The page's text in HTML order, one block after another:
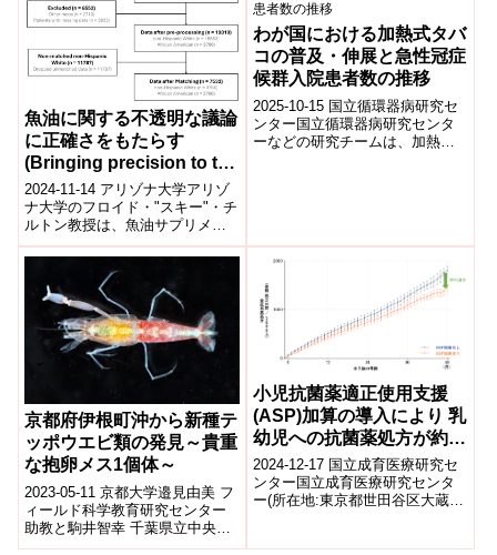
魚油に関する不透明な議論
に正確さをもたらす
(Bringing precision to the
murky debate on fish oil)
2024-11-14 アリゾナ大学アリゾ
ナ大学のフロイド・"スキー"・チ
ルトン教授は、魚油サプリメン
トの効果に関する議論におい
て、個人の遺伝的背景が影響を
わが国における加熱式タバ
コの普及・伸展と急性冠症
候群入院患者数の推移
2025-10-15 国立循環器病研究セ
ンター国立循環器病研究センタ
ーなどの研究チームは、加熱式
京都府伊根町沖から新種テ
ッポウエビ類の発見～貴重
な抱卵メス1個体～
2023-05-11 京都大学邉見由美 フ
ィールド科学教育研究センター
助教と駒井智幸 千葉県立中央博
物館動物学研究科長との共同研
小児抗菌薬適正使用支援
(ASP)加算の導入により 乳
幼児への抗菌薬処方が約
20%減と長期的減少に大き
く貢献 ～薬剤耐性菌増加
につながる過剰処方を安全
2024-12-17 国立成育医療研究セ
ンター国立成育医療研究センタ
ー(所在地:東京都世田谷区大蔵、